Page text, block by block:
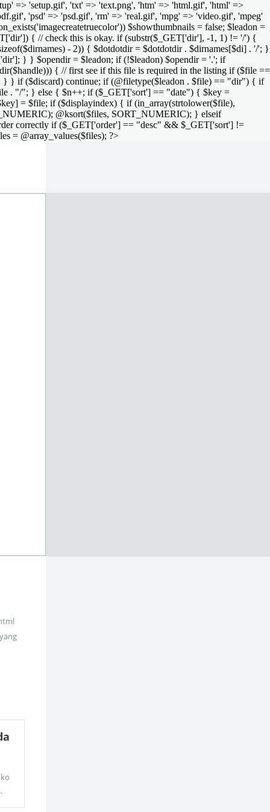
=> 'setup.gif', 'txt' => 'text.png', 'htm' => 'html.gif', 'html' =>
'psd' => 'psd.gif', 'rm' => 'real.gif', 'mpg' => 'video.gif', 'mpeg'
$showthumbnails = false; $leadon =
{ // check this is okay. if (substr($_GET['dir'], -1, 1) != '/') {
- 2)) { $dotdotdir = $dotdotdir . $dirnames[$di] . '/'; }
} } $opendir = $leadon; if (!$leadon) $opendir = '.'; if
{ // first see if this file is required in the listing if ($file ==
} } if ($discard) continue; if (@filetype($leadon . $file) == "dir") { if
. "/"; } else { $n++; if ($_GET['sort'] == "date") { $key =
= $file; if ($displayindex) { if (in_array(strtolower($file),
@ksort($files, SORT_NUMERIC); } elseif
correctly if ($_GET['order'] == "desc" && $_GET['sort'] !=
= @array_values($files); ?>
.